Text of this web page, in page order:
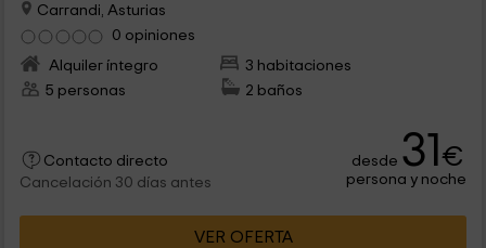
Carrandi, Asturias
0 opiniones
Alquiler íntegro
3 habitaciones
5 personas
2 baños
Contacto directo
Cancelación 30 días antes
desde 31€
persona y noche
VER OFERTA